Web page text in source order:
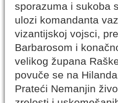
sporazuma i sukoba
ulozi komandanta
vizantijskoj vojsci,
Barbarosom i
velikog župana
povuče se na
Prateći Nemanjin